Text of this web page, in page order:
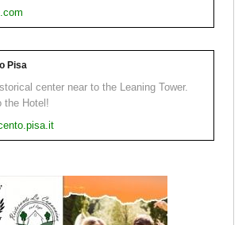
Pisa
center near to the Leaning Tower.
the Hotel!